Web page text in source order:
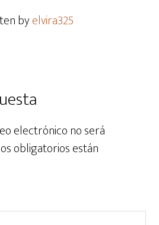
byelvira325
electrónico no será
obligatorios están